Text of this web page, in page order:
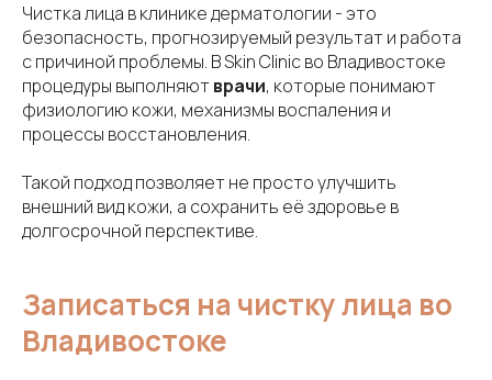
Чистка лица в клинике дерматологии - это
безопасность, прогнозируемый результат и работа
с причиной проблемы. В Skin Clinic во Владивостоке
процедуры выполняютврачи, которые понимают
физиологию кожи, механизмы воспаления и
процессы восстановления.
Такой подход позволяет не просто улучшить
внешний вид кожи, а сохранить её здоровье в
долгосрочной перспективе.
Записаться на чистку лица во
Владивостоке